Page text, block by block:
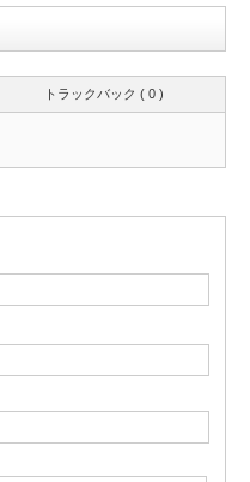
トラックバック ( 0 )